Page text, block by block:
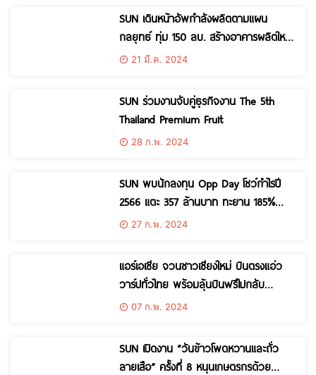
SUN เดินหน้าอัพกำลังผลิตตามแผน
กลยุทธ์ ทุ่ม 150 ลบ. สร้างอาคารผลิตใหม่
เสริมแกร่งยอดขายในประเทศ
21 มี.ค. 2024
SUN ร่วมงานจับคู่ธุรกิจงาน The 5th
Thailand Premium Fruit
28 ก.พ. 2024
SUN พบนักลงทุน Opp Day โชว์กำไรปี
2566 แตะ 357 ล้านบาท ทะยาน 185%
ปันผลเป็นหุ้น 5:1 พร้อมเงินสดอีก 0.25
27 ก.พ. 2024
แอร์เอเชีย จวนชาวเชียงใหม่ บินตรงแอ่ว
วาร์ปทั่วไทย พร้อมลุ้นบินฟรีไปกลับ
“เชียงใหม่-หัวหิน” รวม 3 รางวัล
07 ก.พ. 2024
SUN เปิดงาน “วันข้าวโพดหวานและถั่ว
ลายเสือ” ครั้งที่ 8 หนุนเกษตรกรด้วย